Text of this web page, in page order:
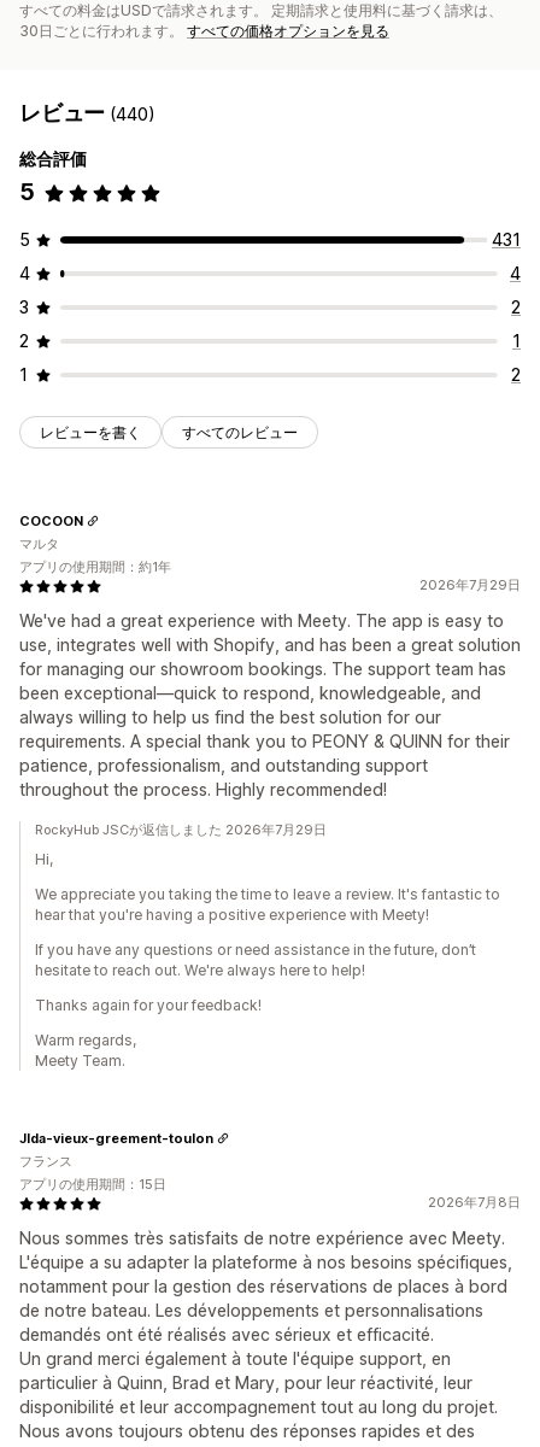
すべての料金はUSDで請求されます。 定期請求と使用料に基づく請求は、
30日ごとに行われます。 すべての価格オプションを見る
レビュー (440)
総合評価
5
5
431
4
4
3
2
2
1
1
2
レビューを書く すべてのレビュー
2026年7月29日
We've had a great experience with Meety. The app is easy to
use, integrates well with Shopify, and has been a great solution
for managing our showroom bookings. The support team has
been exceptional—quick to respond, knowledgeable, and
always willing to help us find the best solution for our
requirements. A special thank you to PEONY & QUINN for their
patience, professionalism, and outstanding support
throughout the process. Highly recommended!
COCOON
マルタ
アプリの使用期間：約1年
RockyHub JSCが返信しました 2026年7月29日
Hi,
We appreciate you taking the time to leave a review. It's fantastic to
hear that you're having a positive experience with Meety!
If you have any questions or need assistance in the future, don’t
hesitate to reach out. We're always here to help!
Thanks again for your feedback!
Warm regards,
Meety Team.
2026年7月8日
Nous sommes très satisfaits de notre expérience avec Meety.
L'équipe a su adapter la plateforme à nos besoins spécifiques,
notamment pour la gestion des réservations de places à bord
de notre bateau. Les développements et personnalisations
demandés ont été réalisés avec sérieux et efficacité.
Un grand merci également à toute l'équipe support, en
particulier à Quinn, Brad et Mary, pour leur réactivité, leur
disponibilité et leur accompagnement tout au long du projet.
Nous avons toujours obtenu des réponses rapides et des
Jlda-vieux-greement-toulon
フランス
アプリの使用期間：15日